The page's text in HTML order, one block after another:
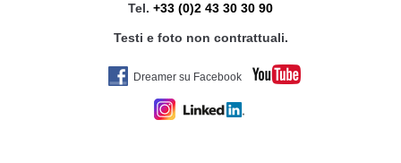
36045 LONIGO VI
Tel. +39 0444 831598
BELTRANI CARAVAN MARKET SRL
Tel. +33 (0)2 43 30 30 90
Testi e foto non contrattuali.
Dreamer su Facebook